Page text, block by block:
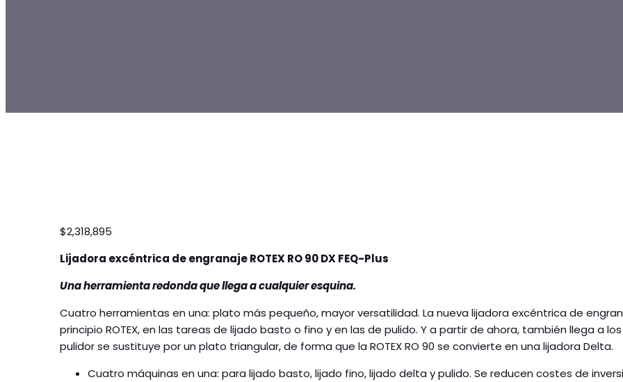
$2,318,895
Lijadora excéntrica de engranaje ROTEX RO 90 DX FEQ-Plus
Una herramienta redonda que llega a cualquier esquina.
Cuatro herramientas en una: plato más pequeño, mayor versatilidad. La nueva lijadora excéntrica de
principio ROTEX, en las tareas de lijado basto o fino y en las de pulido. Y a partir de ahora, también llega a
pulidor se sustituye por un plato triangular, de forma que la ROTEX RO 90 se convierte en una lijadora Delta.
Cuatro máquinas en una: para lijado basto, lijado fino, lijado delta y pulido. Se reducen costes de